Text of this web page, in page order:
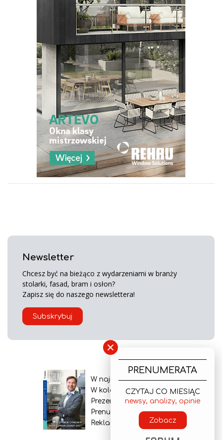
Newsletter
Chcesz być na bieżąco z wydarzeniami w branży
stolarki, fasad, bram i osłon?
Zapisz się do naszego newslettera!
Subskrybuj
W najnowszym wydaniu
W kolejnym numerze
Prezentacja gazety
Prenumerata
Reklama
×
PRENUMERATA
CZYTAJ CO MIESIĄC
newsy, analizy, opinie
Zobacz